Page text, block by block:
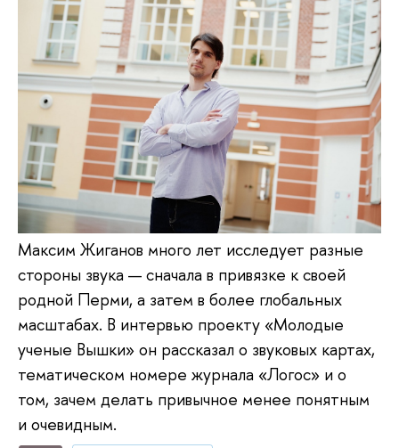
Максим Жиганов много лет исследует разные
стороны звука — сначала в привязке к своей
родной Перми, а затем в более глобальных
масштабах. В интервью проекту «Молодые
ученые Вышки» он рассказал о звуковых картах,
тематическом номере журнала «Логос» и о
том, зачем делать привычное менее понятным
и очевидным.